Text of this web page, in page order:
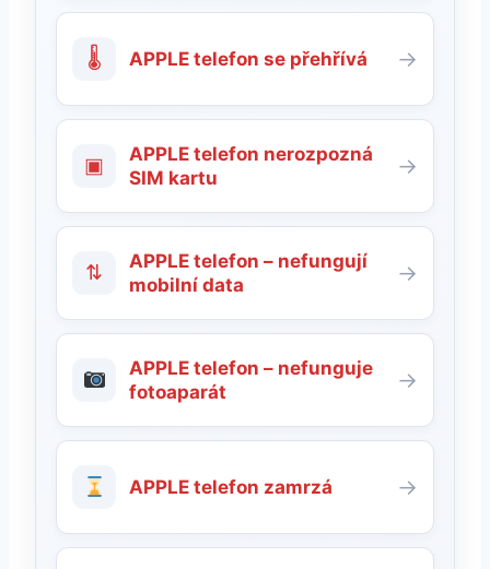
🌡 APPLE telefon se přehřívá →
▣
APPLE telefon nerozpozná
SIM kartu
→
⇅
APPLE telefon – nefungují
mobilní data
→
APPLE telefon – nefunguje
fotoaparát
→
APPLE telefon zamrzá →